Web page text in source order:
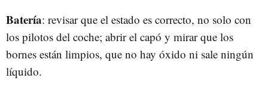
Batería: revisar que el estado es correcto, no solo con
los pilotos del coche; abrir el capó y mirar que los
bornes están limpios, que no hay óxido ni sale ningún
líquido.